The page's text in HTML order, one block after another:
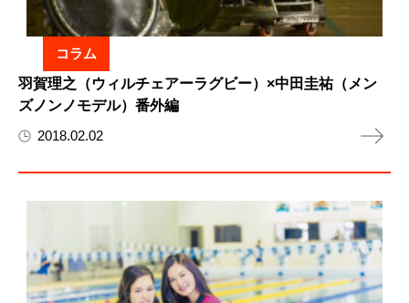
コラム
羽賀理之（ウィルチェアーラグビー）×中田圭祐（メン
ズノンノモデル）番外編
2018.02.02